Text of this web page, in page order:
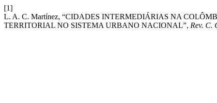
[1]
L. A. C. Martínez, “CIDADES INTERMEDIÁRIAS NA
TERRITORIAL NO SISTEMA URBANO NACIONAL”, Rev. C.